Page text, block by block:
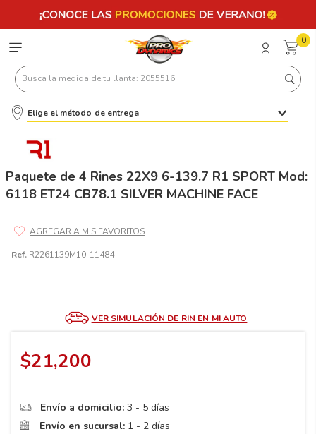
0
Busca la medida de tu llanta: 2055516
Elige el método de entrega
Paquete de 4 Rines 22X9 6-139.7 R1 SPORT Mod:
6118 ET24 CB78.1 SILVER MACHINE FACE
Ref. R2261139M10-11484
VER SIMULACIÓN DE RIN EN MI AUTO
$21,200
Envío a domicilio: 3 - 5 días
Envío en sucursal: 1 - 2 días
Términos más buscados
3 225
8. 195 65 15